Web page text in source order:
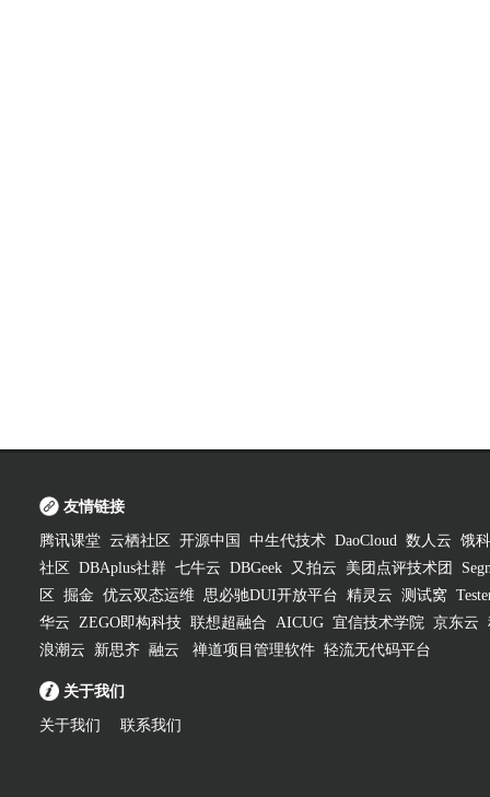
友情链接
腾讯课堂 云栖社区 开源中国 中生代技术 DaoCloud 数人云 饿
社区
DBAplus社群 七牛云 DBGeek 又拍云 美团点评技术团
区
掘金 优云双态运维 思必驰DUI开放平台 精灵云 测试窝
华云 ZEGO即构科技 联想超融合 AICUG 宜信技术学院 京东云
浪潮云
新思齐 融云 禅道项目管理软件 轻流无代码平台
关于我们
关于我们 联系我们